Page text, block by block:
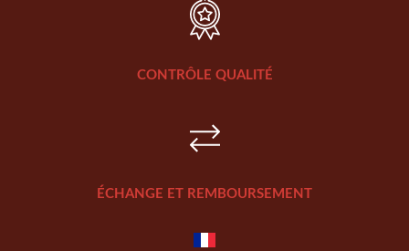
CONTRÔLE QUALITÉ
ÉCHANGE ET REMBOURSEMENT